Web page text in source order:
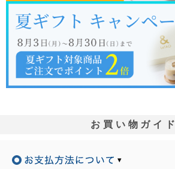
お買い物ガイド
▾